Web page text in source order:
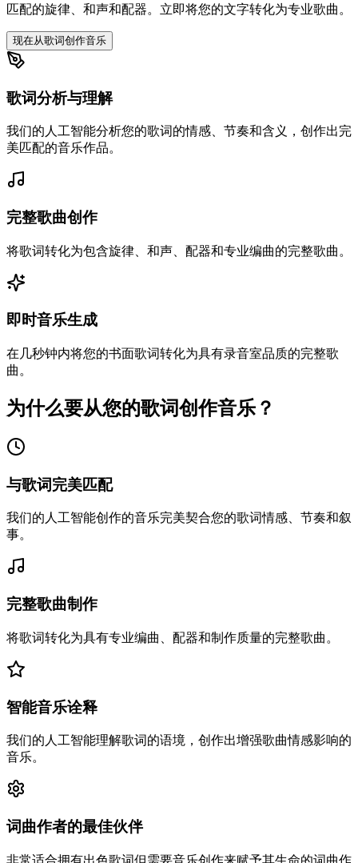
匹配的旋律、和声和配器。立即将您的文字转化为专业歌曲。
现在从歌词创作音乐
歌词分析与理解
我们的人工智能分析您的歌词的情感、节奏和含义，创作出完
美匹配的音乐作品。
完整歌曲创作
将歌词转化为包含旋律、和声、配器和专业编曲的完整歌曲。
即时音乐生成
在几秒钟内将您的书面歌词转化为具有录音室品质的完整歌
曲。
为什么要从您的歌词创作音乐？
与歌词完美匹配
我们的人工智能创作的音乐完美契合您的歌词情感、节奏和叙
事。
完整歌曲制作
将歌词转化为具有专业编曲、配器和制作质量的完整歌曲。
智能音乐诠释
我们的人工智能理解歌词的语境，创作出增强歌曲情感影响的
音乐。
词曲作者的最佳伙伴
非常适合拥有出色歌词但需要音乐创作来赋予其生命的词曲作